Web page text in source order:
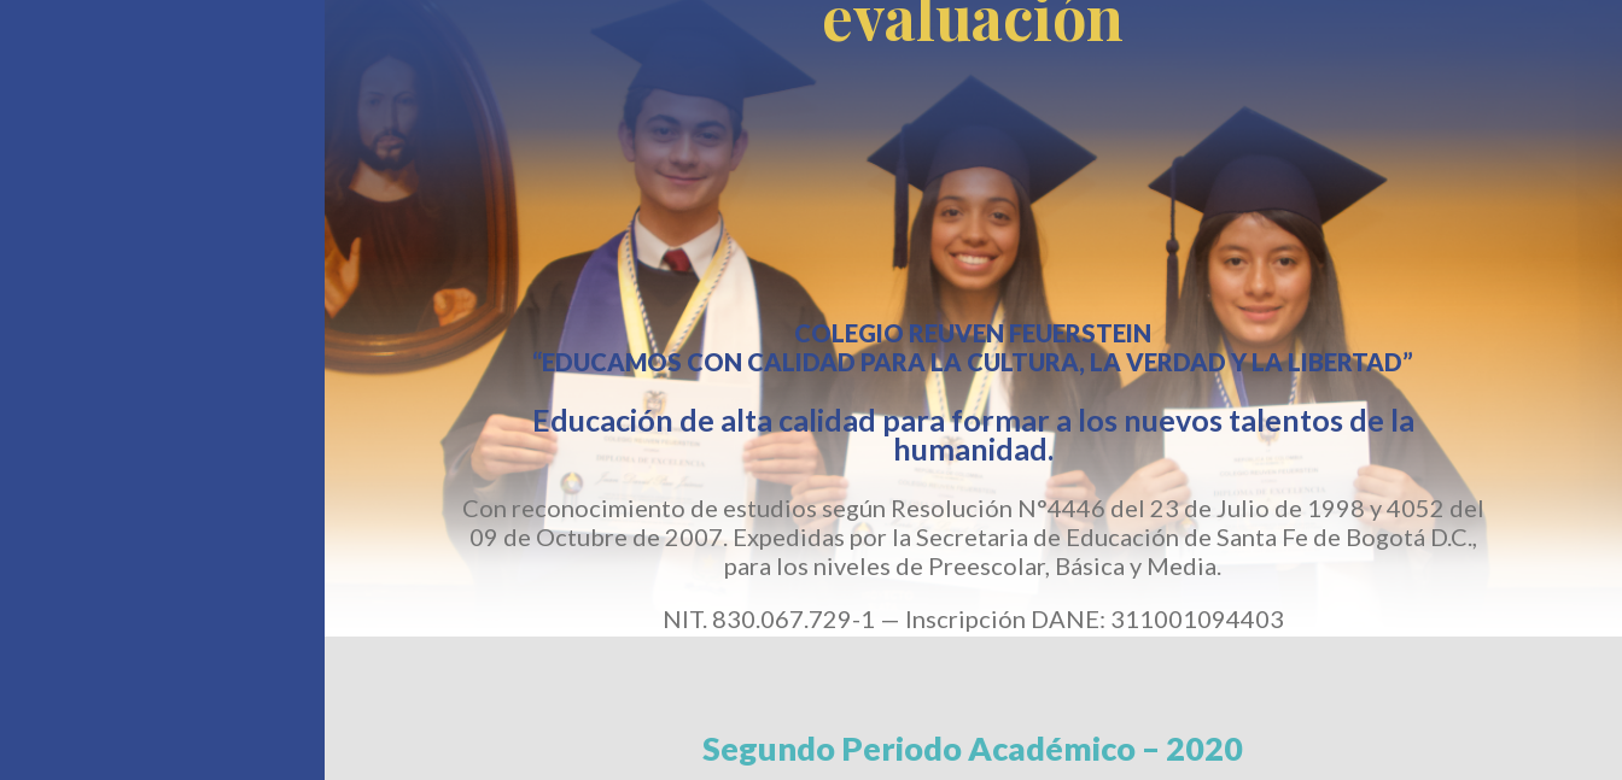
evaluación
COLEGIO REUVEN FEUERSTEIN
“EDUCAMOS CON CALIDAD PARA LA CULTURA, LA VERDAD Y LA LIBERTAD”
Educación de alta calidad para formar a los nuevos talentos de la
humanidad.
Con reconocimiento de estudios según Resolución N°4446 del 23 de Julio de 1998 y 4052 del
09 de Octubre de 2007. Expedidas por la Secretaria de Educación de Santa Fe de Bogotá D.C.,
para los niveles de Preescolar, Básica y Media.
NIT. 830.067.729-1 — Inscripción DANE: 311001094403
Segundo Periodo Académico – 2020